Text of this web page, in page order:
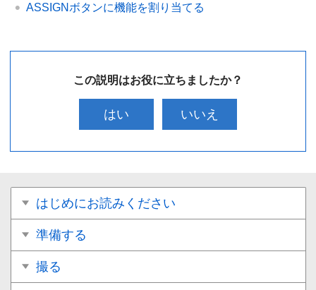
ASSIGNボタンに機能を割り当てる
この説明はお役に立ちましたか？
はい いいえ
はじめにお読みください
準備する
撮る